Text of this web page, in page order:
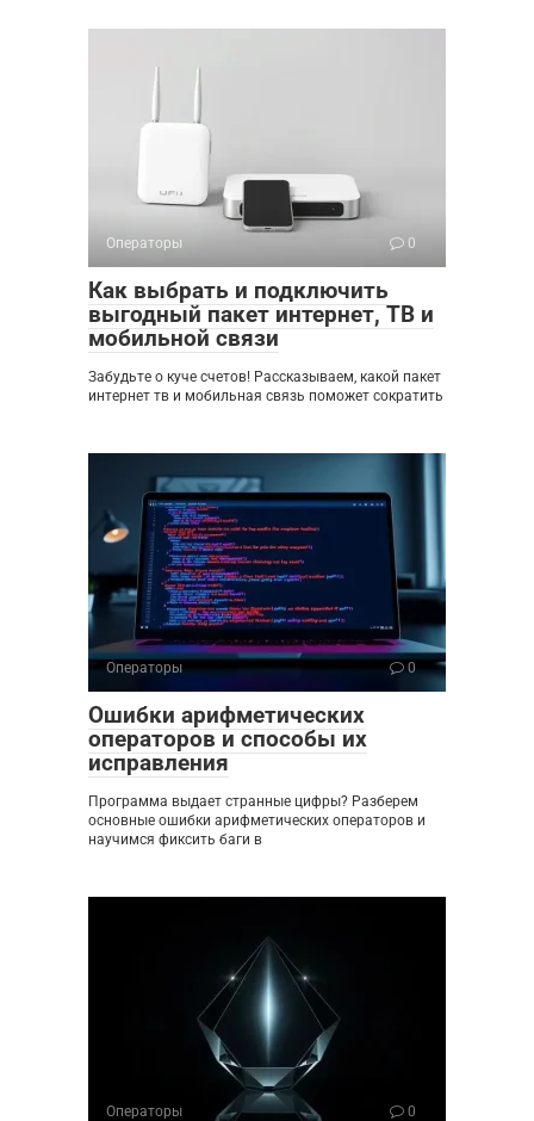
Операторы 0
Как выбрать и подключить
выгодный пакет интернет, ТВ и
мобильной связи
Забудьте о куче счетов! Рассказываем, какой пакет
интернет тв и мобильная связь поможет сократить
Операторы 0
Ошибки арифметических
операторов и способы их
исправления
Программа выдает странные цифры? Разберем
основные ошибки арифметических операторов и
научимся фиксить баги в
Операторы 0